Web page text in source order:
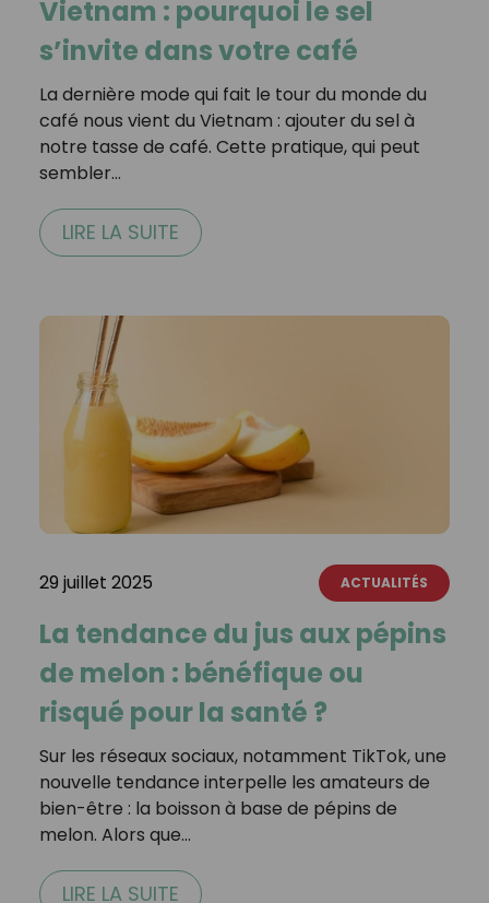
Vietnam : pourquoi le sel
s’invite dans votre café
La dernière mode qui fait le tour du monde du
café nous vient du Vietnam : ajouter du sel à
notre tasse de café. Cette pratique, qui peut
sembler…
LIRE LA SUITE
29 juillet 2025 ACTUALITÉS
La tendance du jus aux pépins
de melon : bénéfique ou
risqué pour la santé ?
Sur les réseaux sociaux, notamment TikTok, une
nouvelle tendance interpelle les amateurs de
bien-être : la boisson à base de pépins de
melon. Alors que…
LIRE LA SUITE